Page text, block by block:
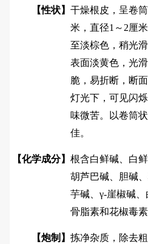
【性状】 干燥根皮，呈卷
米，直径1～2厘
至淡棕色，稍光
表面淡黄色，光
脆，易折断，断
灯光下，可见闪
味微苦。以卷筒
佳。
【化学成分】 根含白鲜碱、白
胡芦巴碱、胆碱
芋碱、γ-崖椒碱
骨脂素和花椒毒素
【炮制】 拣净杂质，除去